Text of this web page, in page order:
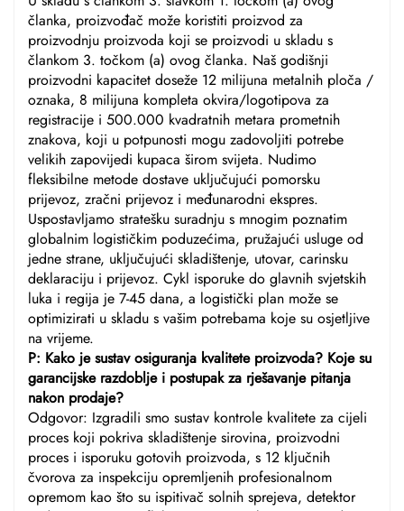
članka, proizvođač može koristiti proizvod za
proizvodnju proizvoda koji se proizvodi u skladu s
člankom 3. točkom (a) ovog članka. Naš godišnji
proizvodni kapacitet doseže 12 milijuna metalnih ploča /
oznaka, 8 milijuna kompleta okvira/logotipova za
registracije i 500.000 kvadratnih metara prometnih
znakova, koji u potpunosti mogu zadovoljiti potrebe
velikih zapovijedi kupaca širom svijeta. Nudimo
fleksibilne metode dostave uključujući pomorsku
prijevoz, zračni prijevoz i međunarodni ekspres.
Uspostavljamo stratešku suradnju s mnogim poznatim
globalnim logističkim poduzećima, pružajući usluge od
jedne strane, uključujući skladištenje, utovar, carinsku
deklaraciju i prijevoz. Cykl isporuke do glavnih svjetskih
luka i regija je 7-45 dana, a logistički plan može se
optimizirati u skladu s vašim potrebama koje su osjetljive
na vrijeme.
P: Kako je sustav osiguranja kvalitete proizvoda? Koje su
garancijske razdoblje i postupak za rješavanje pitanja
nakon prodaje?
Odgovor: Izgradili smo sustav kontrole kvalitete za cijeli
proces koji pokriva skladištenje sirovina, proizvodni
proces i isporuku gotovih proizvoda, s 12 ključnih
čvorova za inspekciju opremljenih profesionalnom
opremom kao što su ispitivač solnih sprejeva, detektor